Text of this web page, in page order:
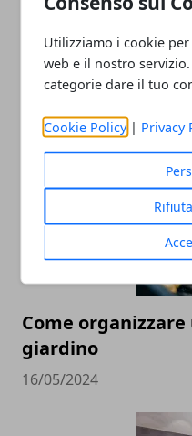
Utilizziamo i cookie
web e il nostro
categorie dare il tuo
Cookie Policy | Privacy
Vasto attacco
05/10/2025
Come
giardino
16/05/2024